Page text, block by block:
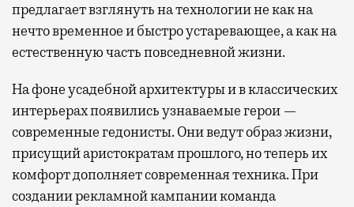
предлагает взглянуть на технологии не как на
нечто временное и быстро устаревающее, а как на
естественную часть повседневной жизни.
На фоне усадебной архитектуры и в классических
интерьерах появились узнаваемые герои —
современные гедонисты. Они ведут образ жизни,
присущий аристократам прошлого, но теперь их
комфорт дополняет современная техника. При
создании рекламной кампании команда